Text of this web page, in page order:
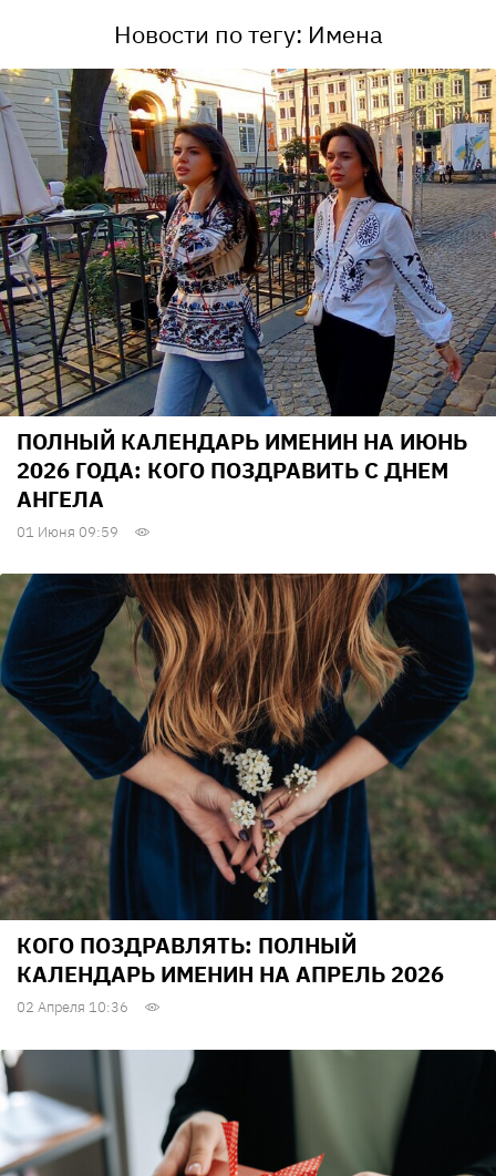
Новости по тегу: Имена
ПОЛНЫЙ КАЛЕНДАРЬ ИМЕНИН НА ИЮНЬ
2026 ГОДА: КОГО ПОЗДРАВИТЬ С ДНЕМ
АНГЕЛА
01 Июня 09:59
КОГО ПОЗДРАВЛЯТЬ: ПОЛНЫЙ
КАЛЕНДАРЬ ИМЕНИН НА АПРЕЛЬ 2026
02 Апреля 10:36